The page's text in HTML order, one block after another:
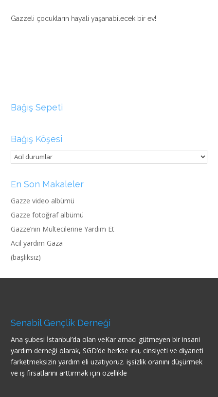
Gazzeli çocukların hayali yaşanabilecek bir ev!
Bağış Sepeti
Bağış Köşesi
En Son Makaleler
Gazze video albümü
Gazze fotoğraf albümü
Gazze’nin Mültecilerine Yardım Et
Acil yardım Gaza
(başlıksız)
Senabil Gençlik Derneği
Ana şubesi İstanbul’da olan veKar amacı gütmeyen bir insani
yardım derneği olarak, SGD’de herkse ırkı, cinsiyeti ve diyaneti
farketmeksizin yardım eli uzatıyoruz. işsizlik oranını düşürmek
ve iş fırsatlarını arttırmak için özellikle